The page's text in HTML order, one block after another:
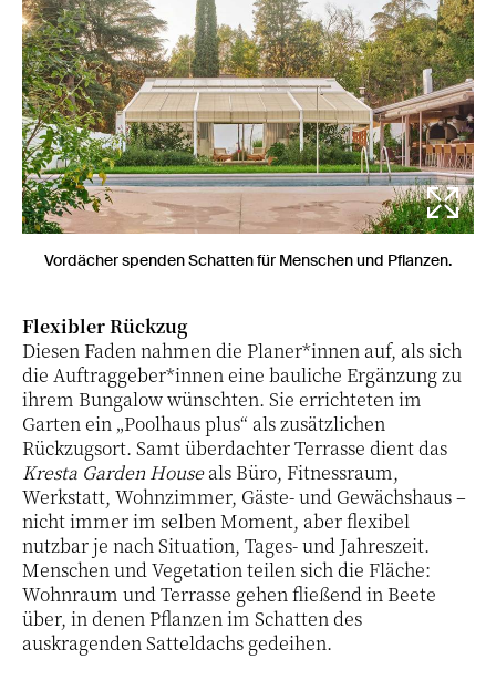
Vordächer spenden Schatten für Menschen und Pflanzen.
Flexibler Rückzug
Diesen Faden nahmen die Planer*innen auf, als sich
die Auftraggeber*innen eine bauliche Ergänzung zu
ihrem Bungalow wünschten. Sie errichteten im
Garten ein „Poolhaus plus“ als zusätzlichen
Rückzugsort. Samt überdachter Terrasse dient das
Kresta Garden Houseals Büro, Fitnessraum,
Werkstatt, Wohnzimmer, Gäste- und Gewächshaus –
nicht immer im selben Moment, aber flexibel
nutzbar je nach Situation, Tages- und Jahreszeit.
Menschen und Vegetation teilen sich die Fläche:
Wohnraum und Terrasse gehen fließend in Beete
über, in denen Pflanzen im Schatten des
auskragenden Satteldachs gedeihen.